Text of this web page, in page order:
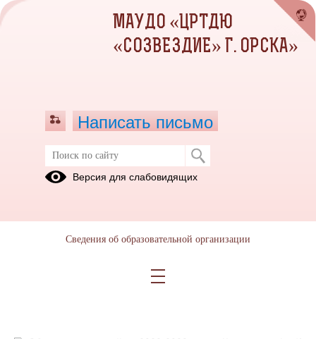
Положения к конкурсам
МАУДО «ЦРТДЮ
«СОЗВЕЗДИЕ» Г. ОРСКА»
Написать письмо
Версия для слабовидящих
Сведения об образовательной организации